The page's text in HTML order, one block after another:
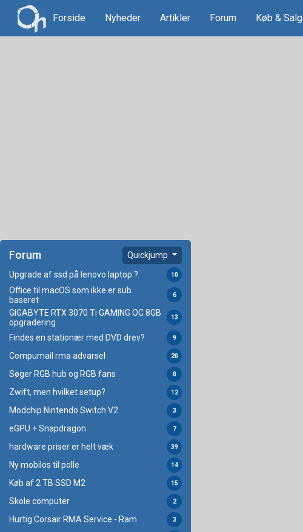
Forside Nyheder Artikler Forum Køb & Salg
Forum Quickjump
Upgrade af ssd på lenovo laptop ? 10
Office til macOS som ikke er sub.
baseret
6
GIGABYTE RTX 3070 Ti GAMING OC 8GB
opgradering
13
Findes en stationær med DVD drev? 9
Compumail rma advarsel 20
Søger RGB hub og RGB fans 0
Zwift, men hvilket setup? 12
Modchip Nintendo Switch V2 3
eGPU + Snapdragon 7
hardware priser er helt væk 39
Ny mobilos til polle 14
Køb af 2 TB SSD M2 15
Skole computer 2
Hurtig Corsair RMA Service - Ram 3